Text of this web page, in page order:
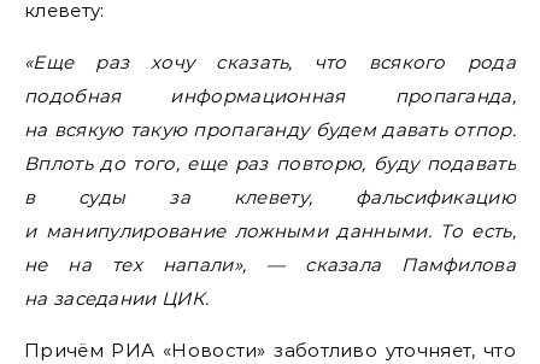
клевету:
«Еще раз хочу сказать, что всякого рода
подобная информационная пропаганда,
на всякую такую пропаганду будем давать отпор.
Вплоть до того, еще раз повторю, буду подавать
в суды за клевету, фальсификацию
и манипулирование ложными данными. То есть,
не на тех напали», — сказала Памфилова
на заседании ЦИК.
Причём РИА «Новости» заботливо уточняет, что